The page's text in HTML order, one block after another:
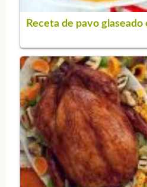
Receta de pavo glaseado